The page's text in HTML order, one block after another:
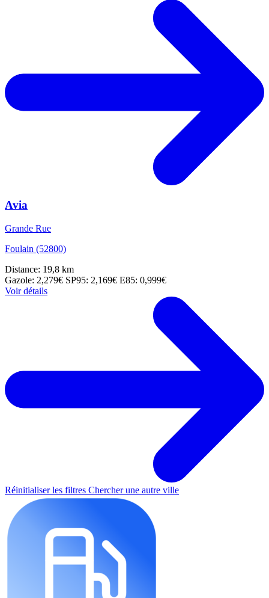
Avia
Grande Rue
Foulain (52800)
Distance: 19,8 km
Gazole: 2,279€ SP95: 2,169€ E85: 0,999€
Voir détails
Réinitialiser les filtres Chercher une autre ville